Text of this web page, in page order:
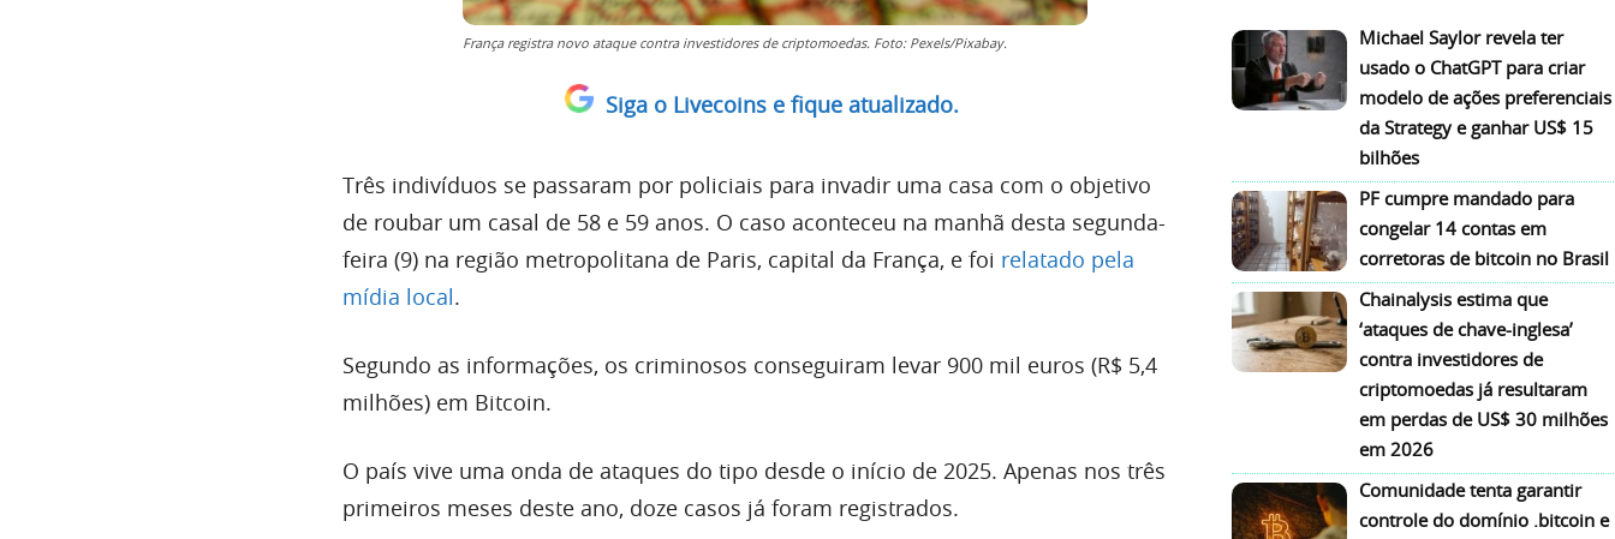
França registra novo ataque contra investidores de criptomoedas. Foto: Pexels/Pixabay.
Siga o Livecoins e fique atualizado.
Três indivíduos se passaram por policiais para invadir uma casa com o objetivo
de roubar um casal de 58 e 59 anos. O caso aconteceu na manhã desta segunda-
feira (9) na região metropolitana de Paris, capital da França, e foi relatado pela
mídia local.
Segundo as informações, os criminosos conseguiram levar 900 mil euros (R$ 5,4
milhões) em Bitcoin.
O país vive uma onda de ataques do tipo desde o início de 2025. Apenas nos três
primeiros meses deste ano, doze casos já foram registrados.
Michael Saylor revela ter
usado o ChatGPT para criar
modelo de ações preferenciais
da Strategy e ganhar US$ 15
bilhões
PF cumpre mandado para
congelar 14 contas em
corretoras de bitcoin no Brasil
Chainalysis estima que
‘ataques de chave-inglesa’
contra investidores de
criptomoedas já resultaram
em perdas de US$ 30 milhões
em 2026
Comunidade tenta garantir
controle do domínio .bitcoin e